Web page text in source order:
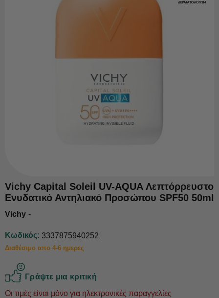
Vichy Capital Soleil UV-AQUA Λεπτόρρευστο
Ενυδατικό Αντηλιακό Προσώπου SPF50 50ml
Vichy
Κωδικός: 3337875940252
Διαθέσιμο απο 4-6 ημερες
Γράψτε μια κριτική
Oι τιμές είναι μόνο για ηλεκτρονικές παραγγελίες